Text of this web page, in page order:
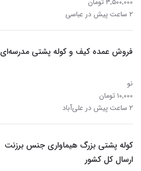
۲ ساعت پیش در عباسی
فروش عمده کیف و کوله پشتی مدرسه‌ای
نو
۱۰,۰۰۰ تومان
۲ ساعت پیش در علی‌آباد
کوله پشتی بزرگ هیماواری جنس برزنت
ارسال کل کشور